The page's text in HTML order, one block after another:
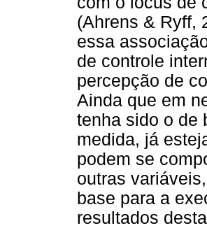
(Ahrens & Ryff,
essa
de controle
percepção de
Ainda que em
tenha sido o de
medida, já
podem se
outras
base para a
resultados